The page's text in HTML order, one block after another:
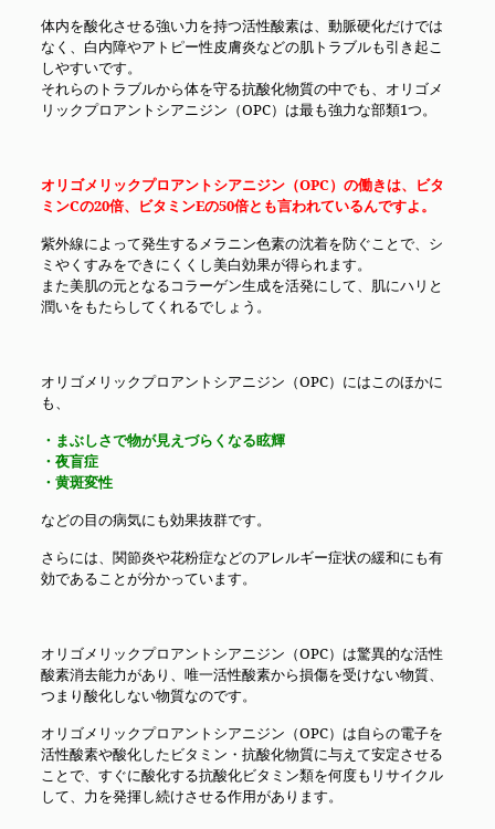
体内を酸化させる強い力を持つ活性酸素は、動脈硬化だけでは
なく、白内障やアトピー性皮膚炎などの肌トラブルも引き起こ
しやすいです。
それらのトラブルから体を守る抗酸化物質の中でも、オリゴメ
リックプロアントシアニジン（OPC）は最も強力な部類1つ。
オリゴメリックプロアントシアニジン（OPC）の働きは、ビタ
ミンCの20倍、ビタミンEの50倍とも言われているんですよ。
紫外線によって発生するメラニン色素の沈着を防ぐことで、シ
ミやくすみをできにくくし美白効果が得られます。
また美肌の元となるコラーゲン生成を活発にして、肌にハリと
潤いをもたらしてくれるでしょう。
オリゴメリックプロアントシアニジン（OPC）にはこのほかに
も、
・まぶしさで物が見えづらくなる眩輝
・夜盲症
・黄斑変性
などの目の病気にも効果抜群です。
さらには、関節炎や花粉症などのアレルギー症状の緩和にも有
効であることが分かっています。
オリゴメリックプロアントシアニジン（OPC）は驚異的な活性
酸素消去能力があり、唯一活性酸素から損傷を受けない物質、
つまり酸化しない物質なのです。
オリゴメリックプロアントシアニジン（OPC）は自らの電子を
活性酸素や酸化したビタミン・抗酸化物質に与えて安定させる
ことで、すぐに酸化する抗酸化ビタミン類を何度もリサイクル
して、力を発揮し続けさせる作用があります。